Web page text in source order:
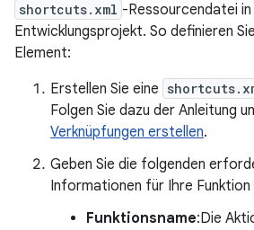
shortcuts.xml -Ressourcendatei
Entwicklungsprojekt. So definieren
Element:
Erstellen Sie eine
Folgen Sie dazu der Anleitung
Verknüpfungen erstellen.
Geben Sie die folgenden
Informationen für Ihre Funktion
Funktionsname:Die